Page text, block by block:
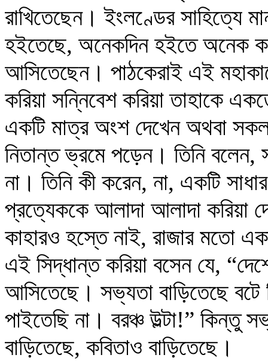
রাখিতেছেন। ইংলণ্ডের সাহিত্যে
হইতেছে, অনেকদিন হইতে অনেক
আসিতেছেন। পাঠকেরাই এই
করিয়া সন্নিবেশ করিয়া তাহাকে
একটি মাত্র অংশ দেখেন অথবা
নিতান্ত ভ্রমে পড়েন। তিনি বলেন,
না। তিনি কী করেন, না, একটি
প্রত্যেককে আলাদা আলাদা করিয়া
কাহারও হস্তে নাই, রাজার মতো
এই সিদ্ধান্ত করিয়া বসেন যে,
আসিতেছে। সভ্যতা বাড়িতেছে বটে
পাইতেছি না। বরঞ্চ উল্টা!” কিন্তু
বাড়িতেছে, কবিতাও বাড়িতেছে।